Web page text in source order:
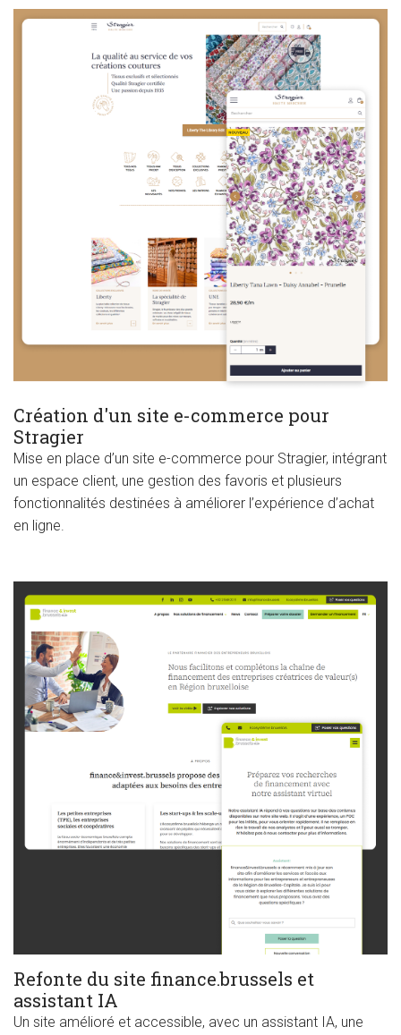
Création d'un site e-commerce pour
Stragier
Mise en place d’un site e-commerce pour Stragier, intégrant
un espace client, une gestion des favoris et plusieurs
fonctionnalités destinées à améliorer l’expérience d’achat
en ligne.
Refonte du site finance.brussels et
assistant IA
Un site amélioré et accessible, avec un assistant IA, une